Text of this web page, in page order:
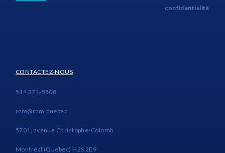
confidentialité
CONTACTEZ-NOUS
514 271-5508
rcm@rcm.quebec
5701, avenue Christophe-Colomb
Montréal (Québec) H2S 2E9